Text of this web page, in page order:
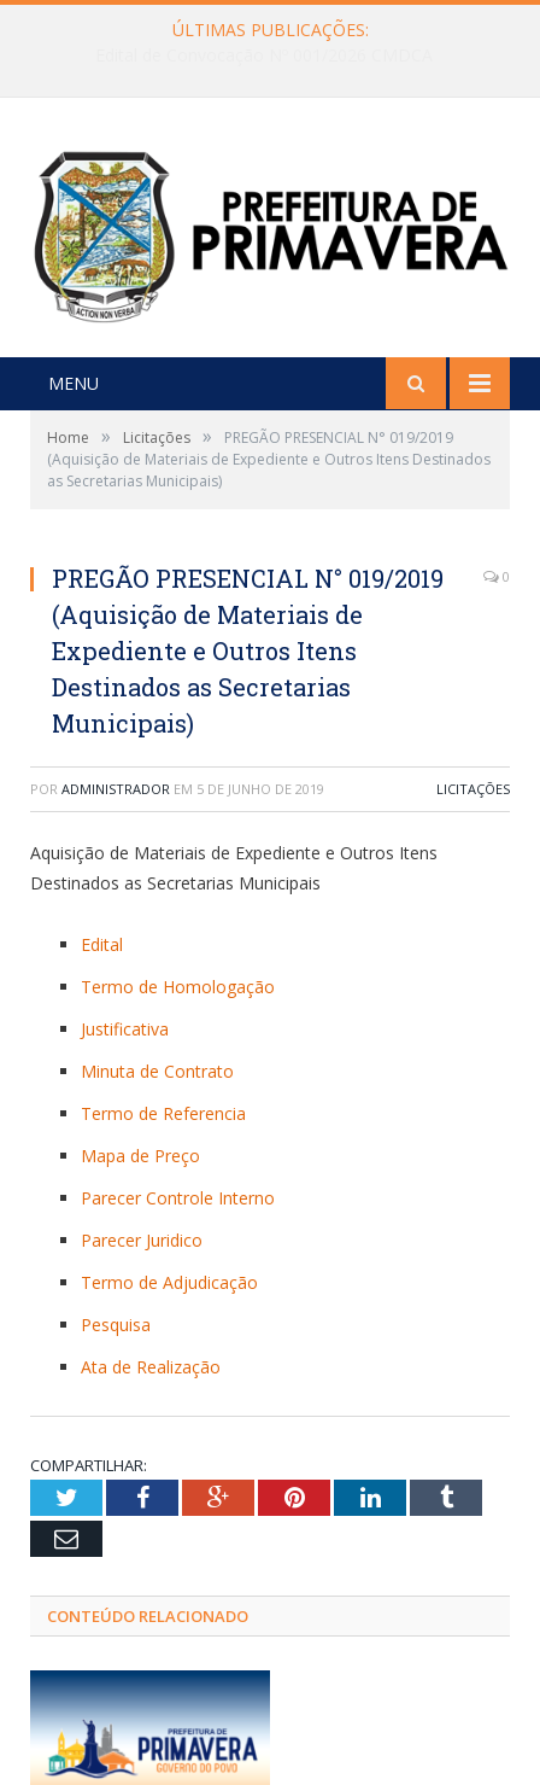
ÚLTIMAS PUBLICAÇÕES:
MENU
Home » Licitações »
PREGÃO PRESENCIAL N° 019/2019
(Aquisição de Materiais de Expediente e Outros Itens Destinados
as Secretarias Municipais)
PREGÃO PRESENCIAL N° 019/2019
(Aquisição de Materiais de
Expediente e Outros Itens
Destinados as Secretarias
Municipais)
0
POR ADMINISTRADOR EM 5 DE JUNHO DE 2019 LICITAÇÕES
Aquisição de Materiais de Expediente e Outros Itens
Destinados as Secretarias Municipais
Edital
Termo de Homologação
Justificativa
Minuta de Contrato
Termo de Referencia
Mapa de Preço
Parecer Controle Interno
Parecer Juridico
Termo de Adjudicação
Pesquisa
Ata de Realização
COMPARTILHAR:
TwitterFacebookGoogle+PinterestLinkedInTumblr
Email
CONTEÚDO RELACIONADO